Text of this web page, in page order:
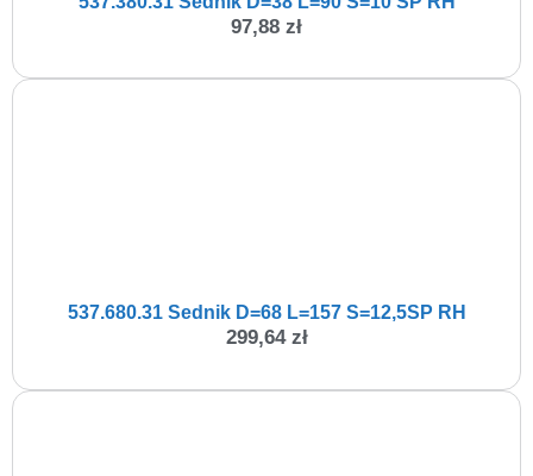
97,88 zł
537.680.31 Sednik D=68 L=157 S=12,5SP RH
299,64 zł